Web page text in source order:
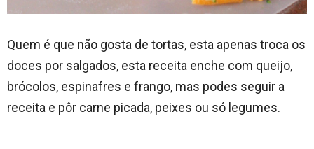
Quem é que não gosta de tortas, esta apenas troca os
doces por salgados, esta receita enche com queijo,
brócolos, espinafres e frango, mas podes seguir a
receita e pôr carne picada, peixes ou só legumes.